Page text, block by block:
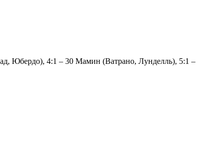
Юбердо), 4:1 – 30 Мамин (Ватрано, Лунделль), 5:1 –